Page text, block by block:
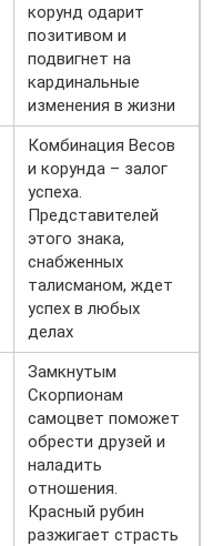
корунд одарит
позитивом и
подвигнет на
кардинальные
изменения в жизни
Комбинация Весов
и корунда – залог
успеха.
Представителей
этого знака,
снабженных
талисманом, ждет
успех в любых
делах
Замкнутым
Скорпионам
самоцвет поможет
обрести друзей и
наладить
отношения.
Красный рубин
разжигает страсть